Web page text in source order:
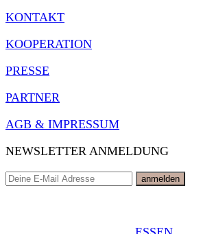
KONTAKT
KOOPERATION
PRESSE
PARTNER
AGB & IMPRESSUM
NEWSLETTER ANMELDUNG